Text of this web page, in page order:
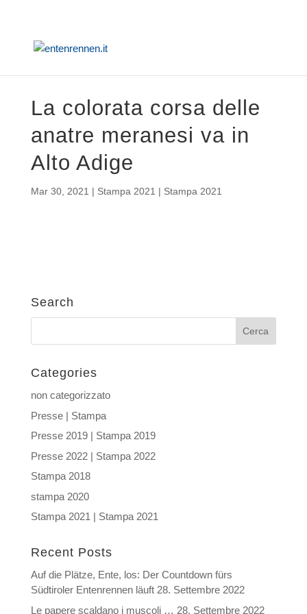
La colorata corsa delle
anatre meranesi va in
Alto Adige
Mar 30, 2021 | Stampa 2021 | Stampa 2021
Search
Categories
non categorizzato
Presse | Stampa
Presse 2019 | Stampa 2019
Presse 2022 | Stampa 2022
Stampa 2018
stampa 2020
Stampa 2021 | Stampa 2021
Recent Posts
Auf die Plätze, Ente, los: Der Countdown fürs
Südtiroler Entenrennen läuft 28. Settembre 2022
Le papere scaldano i muscoli … 28. Settembre 2022